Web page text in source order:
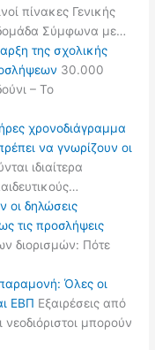
πίνακες Γενικής
Σύμφωνα με…
της σχολικής
30.000
– Το
χρονοδιάγραμμα
να γνωρίζουν οι
ιδιαίτερα
οι δηλώσεις
τις προσλήψεις
διορισμών: Πότε
Όλες οι
ΕΒΠ Εξαιρέσεις από
μπορούν